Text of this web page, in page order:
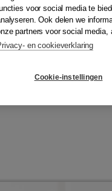
(niveau B1 en B2).
voor social media te
Ook delen we
partners voor social media,
en cookieverklaring
Cookie-instellingen